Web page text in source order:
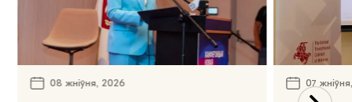
08 жніўня, 2026 07